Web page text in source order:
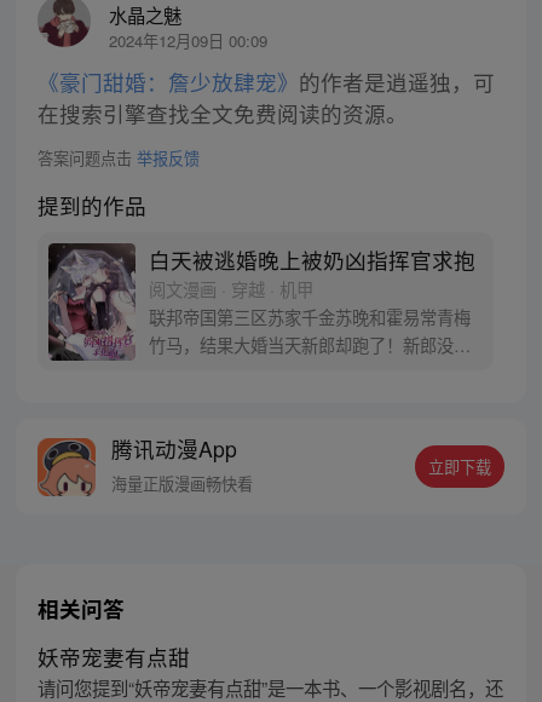
水晶之魅
2024年12月09日 00:09
《豪门甜婚：詹少放肆宠》 的作者是逍遥独，可
在搜索引擎查找全文免费阅读的资源。
答案问题点击 举报反馈
提到的作品
白天被逃婚晚上被奶凶指挥官求抱
阅文漫画 · 穿越 · 机甲
联邦帝国第三区苏家千金苏晚和霍易常青梅
竹马，结果大婚当天新郎却跑了！新郎没
晚。 苏晚顿时决定，就他了！ 登记结婚，走
完婚礼过场，一气呵成！ 却发现他竟是帝国
腾讯动漫App
海量正版漫画畅快看
立即下载
相关问答
妖帝宠妻有点甜
请问您提到“妖帝宠妻有点甜”是一本书、一个影视剧名，还